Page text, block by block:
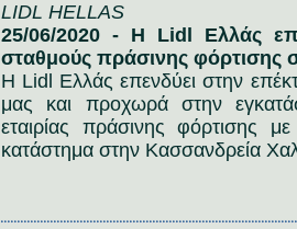
LIDL HELLAS
25/06/2020 - Η Lidl Ελλάς
σταθμούς πράσινης φόρτισης
Η Lidl Ελλάς επενδύει στην
μας και προχωρά στην
εταιρίας πράσινης φόρτισης
κατάστημα στην Κασσανδρεία